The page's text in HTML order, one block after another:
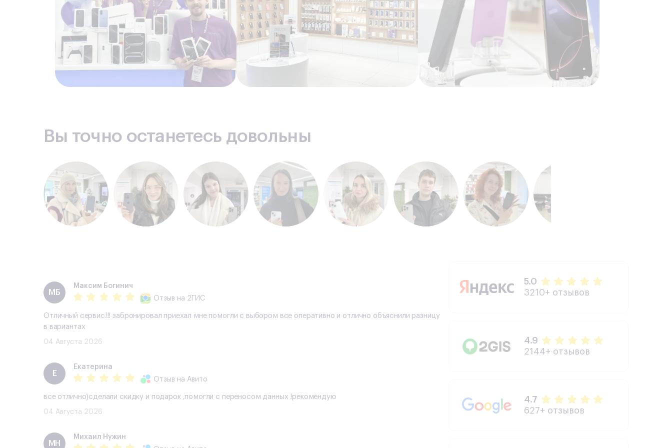
Основная камера:
50 Мп + 12 Мп
Оптическая стабилизация: Да
Поддержка Nightography:
Поддержка Galaxy AI:
Да
Запись видео:4K / 8K
Дисплей
Ёмкость аккумулятора:
4300 мАч
Быстрая зарядка:25W
Беспроводная зарядка:
Да
Реверсивная зарядка: Да
Samsung DeX:Да
Galaxy AI:Да
Поддержка многозадачности:Да
Вы точно останетесь довольны
5.0
3210+ отзывов
4.9
2144+ отзывов
4.7
627+ отзывов
МБ
Максим Богинич
Отзыв на 2ГИС
Отличный сервис!!! забронировал приехал мне помогли с выбором все оперативно и отлично объяснили разницу
в вариантах
04 Августа 2026
Е
Екатерина
Отзыв на Авито
все отлично)сделали скидку и подарок ,помогли с переносом данных !рекомендую
04 Августа 2026
МН
Михаил Нужин